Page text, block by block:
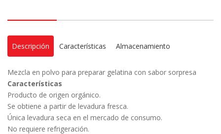
Descripción Características Almacenamiento
Mezcla en polvo para preparar gelatina con sabor sorpresa
Características
Producto de origen orgánico.
Se obtiene a partir de levadura fresca.
Única levadura seca en el mercado de consumo.
No requiere refrigeración.